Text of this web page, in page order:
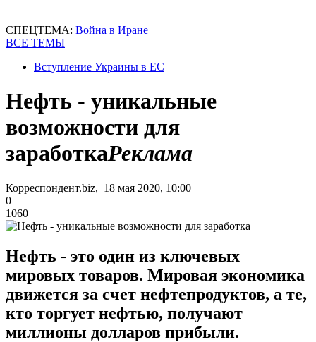
СПЕЦТЕМА: Война в Иране
ВСЕ ТЕМЫ
Вступление Украины в ЕС
Нефть - уникальные
возможности для
заработкаРеклама
Корреспондент.biz, 18 мая 2020, 10:00
0
1060
Нефть - это один из ключевых
мировых товаров. Мировая экономика
движется за счет нефтепродуктов, а те,
кто торгует нефтью, получают
миллионы долларов прибыли.